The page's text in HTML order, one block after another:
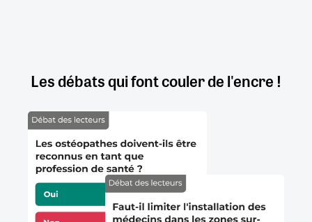
Les débats qui font couler de l'encre !